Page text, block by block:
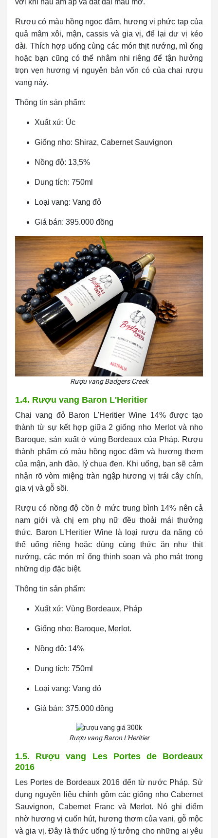
với khí hậu ấm áp và đất đai màu mỡ.
Rượu có màu hồng ngọc đậm, hương vị phức tạp của
quả mâm xôi, mận, cassis và gia vị, để lại dư vị kéo
dài. Thích hợp uống cùng các món thịt nướng, mì ống
hoặc bạn cũng có thể nhâm nhi riêng để tận hưởng
trọn vẹn hương vị nguyên bản vốn có của chai rượu
vang này.
Thông tin sản phẩm:
Xuất xứ: Úc
Giống nho: Shiraz, Cabernet Sauvignon
Nồng độ: 13,5%
Dung tích: 750ml
Loại vang: Vang đỏ
Giá bán: 395.000 đồng
Rượu vang Badgers Creek
1.4. Rượu vang Baron L'Heritier
Chai vang đỏ Baron L'Heritier Wine 14% được tạo
thành từ sự kết hợp giữa 2 giống nho Merlot và nho
Baroque, sản xuất ở vùng Bordeaux của Pháp. Rượu
thành phẩm có màu hồng ngọc đậm và hương thơm
của mận, anh đào, lý chua đen. Khi uống, bạn sẽ cảm
nhận rõ vòm miệng tràn ngập hương vị trái cây chín,
gia vị và gỗ sồi.
Rượu có nồng độ cồn ở mức trung bình 14% nên cả
nam giới và chị em phụ nữ đều thoải mái thưởng
thức. Baron L'Heritier Wine là loại rượu đa năng có
thể uống riêng hoặc dùng cùng thức ăn như thịt
nướng, các món mì ống thịnh soạn và pho mát trong
những dịp đặc biệt.
Thông tin sản phẩm:
Xuất xứ: Vùng Bordeaux, Pháp
Giống nho: Baroque, Merlot.
Nồng độ: 14%
Dung tích: 750ml
Loại vang: Vang đỏ
Giá bán: 375.000 đồng
Rượu vang Baron L'Heritier
1.5. Rượu vang Les Portes de Bordeaux
2016
Les Portes de Bordeaux 2016 đến từ nước Pháp. Sử
dụng nguyên liệu chính gồm các giống nho Cabernet
Sauvignon, Cabernet Franc và Merlot. Nó ghi điểm
nhờ hương vị cuốn hút, hương thơm của vani, gỗ mộc
và gia vị. Đây là thức uống lý tưởng cho những ai yêu